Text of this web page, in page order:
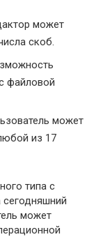
может
скоб.
файловой
может
из 17
типа с
может